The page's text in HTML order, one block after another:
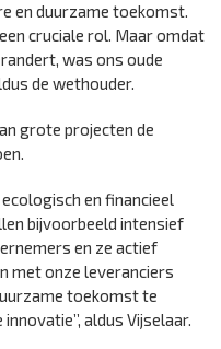
en duurzame toekomst.
cruciale rol. Maar omdat
was ons oude
de wethouder.
grote projecten de
en financieel
bijvoorbeeld intensief
en ze actief
met onze leveranciers
toekomst te
aldus Vijselaar.